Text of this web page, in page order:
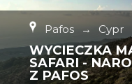
Pafos → Cypr
WYCIECZKA
SAFARI -
Z PAFOS